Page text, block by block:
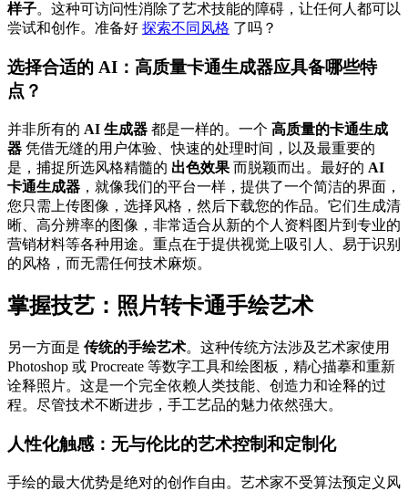
样子。这种可访问性消除了艺术技能的障碍，让任何人都可以
尝试和创作。准备好 探索不同风格 了吗？
选择合适的 AI：高质量卡通生成器应具备哪些特
点？
并非所有的 AI 生成器 都是一样的。一个 高质量的卡通生成
器 凭借无缝的用户体验、快速的处理时间，以及最重要的
是，捕捉所选风格精髓的 出色效果 而脱颖而出。最好的 AI
卡通生成器 ，就像我们的平台一样，提供了一个简洁的界面，
您只需上传图像，选择风格，然后下载您的作品。它们生成清
晰、高分辨率的图像，非常适合从新的个人资料图片到专业的
营销材料等各种用途。重点在于提供视觉上吸引人、易于识别
的风格，而无需任何技术麻烦。
掌握技艺：照片转卡通手绘艺术
另一方面是 传统的手绘艺术。这种传统方法涉及艺术家使用
Photoshop 或 Procreate 等数字工具和绘图板，精心描摹和重新
诠释照片。这是一个完全依赖人类技能、创造力和诠释的过
程。尽管技术不断进步，手工艺品的魅力依然强大。
人性化触感：无与伦比的艺术控制和定制化
手绘的最大优势是绝对的创作自由。艺术家不受算法预定义风